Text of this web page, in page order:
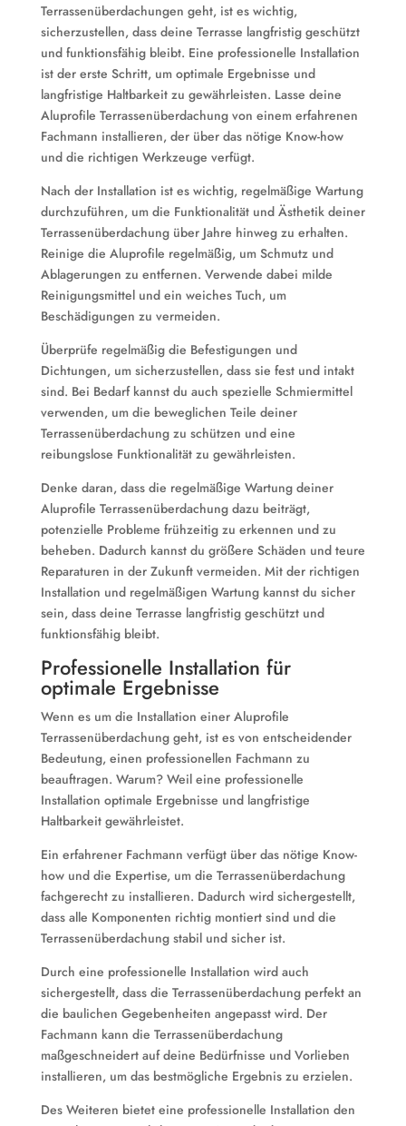
Terrassenüberdachungen geht, ist es wichtig,
sicherzustellen, dass deine Terrasse langfristig geschützt
und funktionsfähig bleibt. Eine professionelle Installation
ist der erste Schritt, um optimale Ergebnisse und
langfristige Haltbarkeit zu gewährleisten. Lasse deine
Aluprofile Terrassenüberdachung von einem erfahrenen
Fachmann installieren, der über das nötige Know-how
und die richtigen Werkzeuge verfügt.
Nach der Installation ist es wichtig, regelmäßige Wartung
durchzuführen, um die Funktionalität und Ästhetik deiner
Terrassenüberdachung über Jahre hinweg zu erhalten.
Reinige die Aluprofile regelmäßig, um Schmutz und
Ablagerungen zu entfernen. Verwende dabei milde
Reinigungsmittel und ein weiches Tuch, um
Beschädigungen zu vermeiden.
Überprüfe regelmäßig die Befestigungen und
Dichtungen, um sicherzustellen, dass sie fest und intakt
sind. Bei Bedarf kannst du auch spezielle Schmiermittel
verwenden, um die beweglichen Teile deiner
Terrassenüberdachung zu schützen und eine
reibungslose Funktionalität zu gewährleisten.
Denke daran, dass die regelmäßige Wartung deiner
Aluprofile Terrassenüberdachung dazu beiträgt,
potenzielle Probleme frühzeitig zu erkennen und zu
beheben. Dadurch kannst du größere Schäden und teure
Reparaturen in der Zukunft vermeiden. Mit der richtigen
Installation und regelmäßigen Wartung kannst du sicher
sein, dass deine Terrasse langfristig geschützt und
funktionsfähig bleibt.
Professionelle Installation für
optimale Ergebnisse
Wenn es um die Installation einer Aluprofile
Terrassenüberdachung geht, ist es von entscheidender
Bedeutung, einen professionellen Fachmann zu
beauftragen. Warum? Weil eine professionelle
Installation optimale Ergebnisse und langfristige
Haltbarkeit gewährleistet.
Ein erfahrener Fachmann verfügt über das nötige Know-
how und die Expertise, um die Terrassenüberdachung
fachgerecht zu installieren. Dadurch wird sichergestellt,
dass alle Komponenten richtig montiert sind und die
Terrassenüberdachung stabil und sicher ist.
Durch eine professionelle Installation wird auch
sichergestellt, dass die Terrassenüberdachung perfekt an
die baulichen Gegebenheiten angepasst wird. Der
Fachmann kann die Terrassenüberdachung
maßgeschneidert auf deine Bedürfnisse und Vorlieben
installieren, um das bestmögliche Ergebnis zu erzielen.
Des Weiteren bietet eine professionelle Installation den